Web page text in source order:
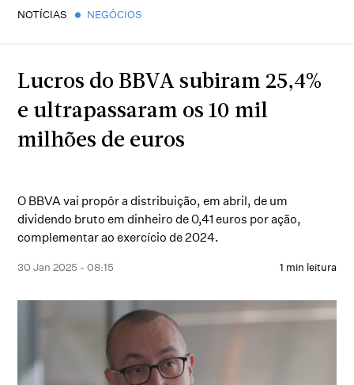
NOTÍCIAS NEGÓCIOS
Lucros do BBVA subiram 25,4%
e ultrapassaram os 10 mil
milhões de euros
O BBVA vai propôr a distribuição, em abril, de um
dividendo bruto em dinheiro de 0,41 euros por ação,
complementar ao exercício de 2024.
30 Jan 2025 - 08:15 1 min leitura